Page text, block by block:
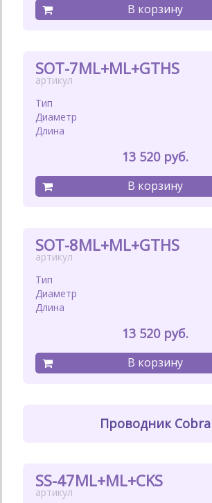
SOT-7ML+ML+GTHS
13 520
SOT-8ML+ML+GTHS
13 520
Проводник Cobra
SS-47ML+ML+CKS